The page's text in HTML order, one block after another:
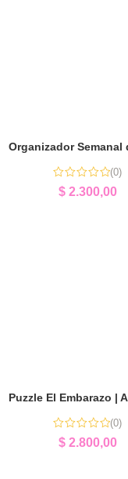
(0)
$2.300,00
(0)
$2.800,00